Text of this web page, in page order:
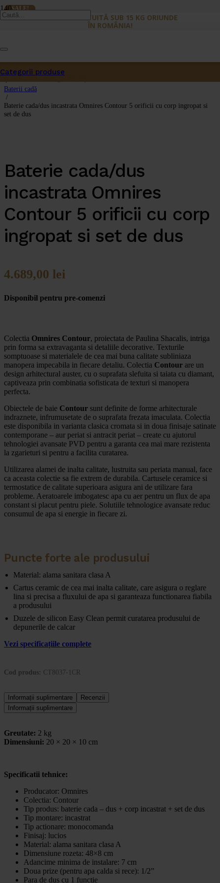
LIVRARE GRATUITĂ SUB 15 KG ORIUNDE
ÎN ROMÂNIA!
Produsa fost adăugat în coș.
Categorii produse
/
Baterii sanitare
/
Baterii cadă
/
Baterie cada/dus incastrata Omnires Contour 5 orificii cu corp ingropat si
set de dus
Baterie cada/dus
incastrata Omnires
Contour 5 orificii cu corp
ingropat si set de dus
4.689,00 lei
Disponibil pentru pre-comenzi
Colectia Omnires Contour, proiectata de Paulina Shacalis, intriga
prin forma sa extravaganta si detaliile decorative. Texturile
somptuoase si materialele de cea mai buna calitate subliniaza
manopera impecabila in fiecare detaliu. Colectia Contour are un
design arhitectural auster, cu o suprafata slefuita si taiata cu diamant,
captiveaza prin combinatia sofisticata de texturi si manopera
perfecta.
Obiectele de baie Contour sunt definite de forme arhitecturale
indraznete, infrumusetate de o suprafata frezata imaculata. Colectia
este disponibila in varianta clasica cromata si in doua finisaje satinate
contemporane – aur periat si antracit periat – create cu ajutorul
tehnologiei avansate PVD pentru a garanta cea mai mare rezistenta
la zgarieturi si pentru a facilita curatarea.
Utilizarea alamei de inalta calitate, lustruita sau periata manual, face
ca aceasta colectie sa fie extrem de durabila. Cartusele ceramice si
termostatice de calitate superioara asigura ani de utilizare fara
probleme. Aeratoarele imbogatesc apa cu aer pentru un flux de apa
constant si placut pentru piele. Solutiile tehnologice avansate reduc
consumul de apa si energie in fiecare zi.
Puncte forte ale produsului
Material: alama sanitara clasa A
Cartus ceramic de cea mai inalta calitate, care asigura o reglare
lina si precisa a fluxului de apa si garanteaza functionarea fiabila
a produsului
Duzele de silicon Easy Clean permit curatarea produsului de
depunerile de calcar
Vezi specificațiile complete
Cod produs: CT8037-1CR
Informații suplimentare
Recenzii
Informații suplimentare
Greutate: 2 kg
Dimensiuni: 20 × 20 × 10 cm
Specificatii tehnice:
Producator: Omnires
Colectia: Contour
Tip produs: baterie cada – dus + corp incastrat + set de dus
Tip montare: incastrat
Tip actionare: monocomanda
Finisaj: lucios
Material: alama sanitara clasa A
Dimensiune rozeta: 48×8 cm
Adancime minima de instalare: 7 cm
Doua prize (pentru apa calda si rece): 1/2”
Para de dus cu 1 functie
SALE!
SALE!